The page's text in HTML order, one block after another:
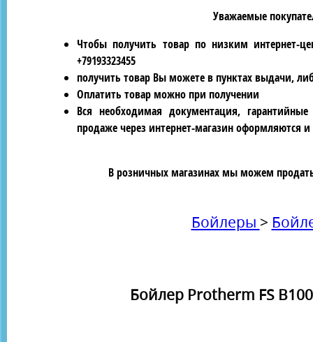
Уважаемые
Чтобы получить товар по низким интернет-
+79193323455
получить товар Вы можете в пунктах выдачи,
Оплатить товар можно при получении
Вся необходимая документация,
продаже через интернет-магазин оформляются
В розничных магазинах мы можем
Бойлеры >
Бойлер Protherm FS